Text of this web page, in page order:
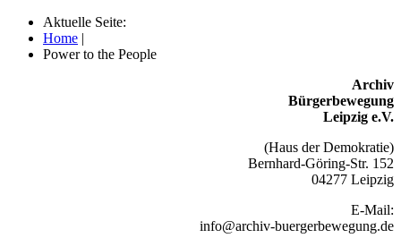
Aktuelle Seite:
Home |
Power to the People
Archiv
Bürgerbewegung
Leipzig e.V.
(Haus der Demokratie)
Bernhard-Göring-Str. 152
04277 Leipzig
E-Mail:
info@archiv-buergerbewegung.de